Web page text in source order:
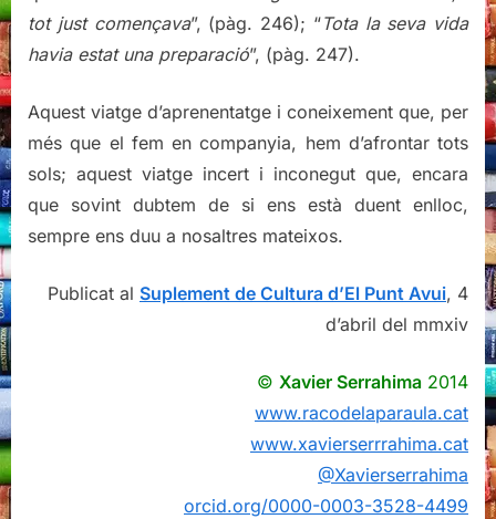
tot just començava”, (pàg. 246); “Tota la seva vida
havia estat una preparació”, (pàg. 247).
Aquest viatge d’aprenentatge i coneixement que, per
més que el fem en companyia, hem d’afrontar tots
sols; aquest viatge incert i inconegut que, encara
que sovint dubtem de si ens està duent enlloc,
sempre ens duu a nosaltres mateixos.
Publicat al Suplement de Cultura d’El Punt Avui, 4
d’abril del mmxiv
© Xavier Serrahima 2014
www.racodelaparaula.cat
www.xavierserrrahima.cat
@Xavierserrahima
orcid.org/0000-0003-3528-4499